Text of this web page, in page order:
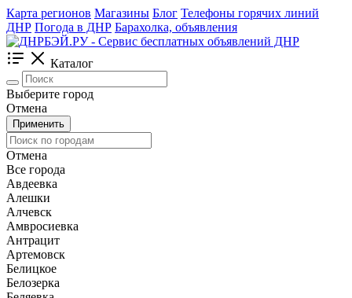
Карта регионов Магазины Блог Телефоны горячих линий
ДНР Погода в ДНР Барахолка, объявления
Каталог
Выберите город
Отмена
Применить
Отмена
Все города
Авдеевка
Алешки
Алчевск
Амвросиевка
Антрацит
Артемовск
Белицкое
Белозерка